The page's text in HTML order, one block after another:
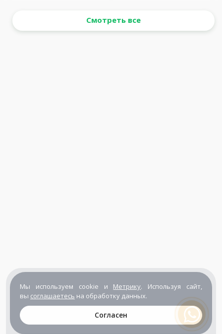
Смотреть все
Мы используем cookie и Метрику. Используя сайт,
вы соглашаетесь на обработку данных.
Согласен